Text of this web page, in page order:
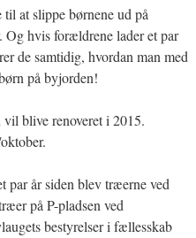
at slippe børnene ud på
Og hvis forældrene lader et par
de samtidig, hvordan man med
på byjorden!
vil blive renoveret i 2015.
par år siden blev træerne ved
på P-pladsen ved
bestyrelser i fællesskab